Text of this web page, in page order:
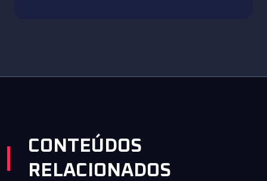
CONTEÚDOS
RELACIONADOS